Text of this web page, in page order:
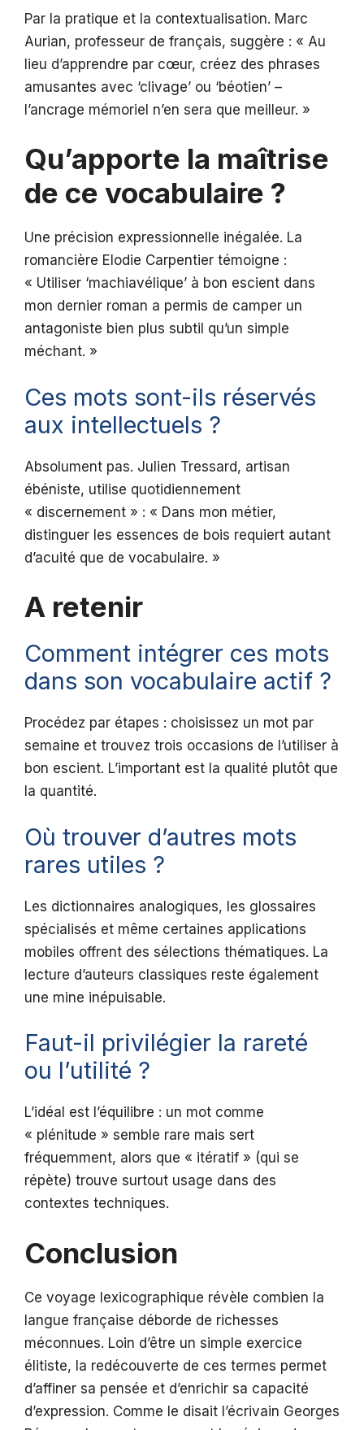
Par la pratique et la contextualisation. Marc
Aurian, professeur de français, suggère : « Au
lieu d’apprendre par cœur, créez des phrases
amusantes avec ‘clivage’ ou ‘béotien’ –
l’ancrage mémoriel n’en sera que meilleur. »
Qu’apporte la maîtrise
de ce vocabulaire ?
Une précision expressionnelle inégalée. La
romancière Elodie Carpentier témoigne :
« Utiliser ‘machiavélique’ à bon escient dans
mon dernier roman a permis de camper un
antagoniste bien plus subtil qu’un simple
méchant. »
Ces mots sont-ils réservés
aux intellectuels ?
Absolument pas. Julien Tressard, artisan
ébéniste, utilise quotidiennement
« discernement » : « Dans mon métier,
distinguer les essences de bois requiert autant
d’acuité que de vocabulaire. »
A retenir
Comment intégrer ces mots
dans son vocabulaire actif ?
Procédez par étapes : choisissez un mot par
semaine et trouvez trois occasions de l’utiliser à
bon escient. L’important est la qualité plutôt que
la quantité.
Où trouver d’autres mots
rares utiles ?
Les dictionnaires analogiques, les glossaires
spécialisés et même certaines applications
mobiles offrent des sélections thématiques. La
lecture d’auteurs classiques reste également
une mine inépuisable.
Faut-il privilégier la rareté
ou l’utilité ?
L’idéal est l’équilibre : un mot comme
« plénitude » semble rare mais sert
fréquemment, alors que « itératif » (qui se
répète) trouve surtout usage dans des
contextes techniques.
Conclusion
Ce voyage lexicographique révèle combien la
langue française déborde de richesses
méconnues. Loin d’être un simple exercice
élitiste, la redécouverte de ces termes permet
d’affiner sa pensée et d’enrichir sa capacité
d’expression. Comme le disait l’écrivain Georges